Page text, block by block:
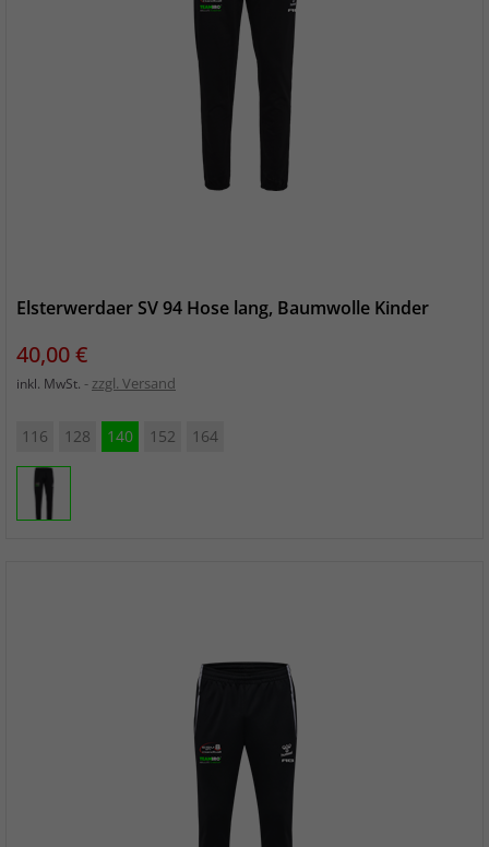
Elsterwerdaer SV 94 Hose lang, Baumwolle Kinder
Preis
40,00 €
inkl. MwSt. zzgl. Versand
116 128 140 152 164